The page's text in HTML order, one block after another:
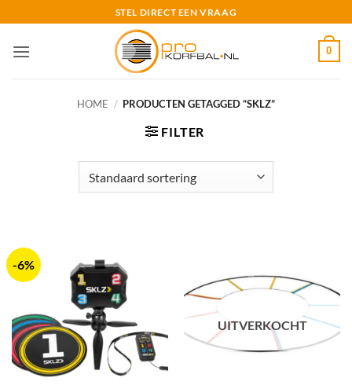
naar
inhoud
STEL DIRECT EEN VRAAG
0
HOME / PRODUCTEN GETAGGED “SKLZ”
FILTER
-6%
UITVERKOCHT